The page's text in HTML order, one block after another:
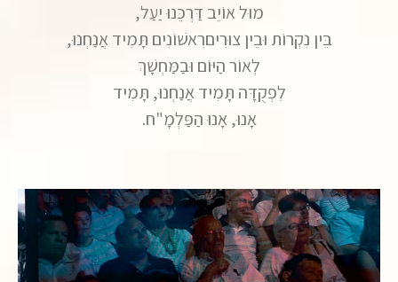
מוּל אוֹיֵב דַּרְכֵּנוּ יַעַל,
בֵּין נִקְרוֹת וּבֵין צוּרִיםרִאשׁוֹנִים תָּמִיד אֲנַחְנוּ,
לְאוֹר הַיּוֹם וּבַמַּחְשָׁךְ
לִפְקֻדָּה תָּמִיד אֲנַחְנוּ, תָּמִיד
אָנוּ, אָנוּ הַפַּלְמָ"ח.‏